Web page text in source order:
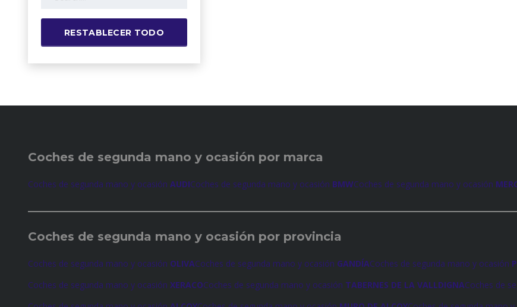
RESTABLECER TODO
Coches de segunda mano y ocasión por marca
Coches de segunda mano y ocasión AUDICoches de segunda mano y ocasión BMWCoches de segunda mano y ocasión
Coches de segunda mano y ocasión por provincia
Coches de segunda mano y ocasión OLIVACoches de segunda mano y ocasión GANDÍACoches de segunda mano y ocasión
Coches de segunda mano y ocasión XERACOCoches de segunda mano y ocasión TABERNES DE LA VALLDIGNACoches de